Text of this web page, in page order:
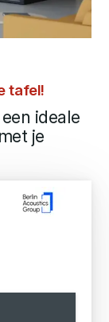
tafel!
ideale
je